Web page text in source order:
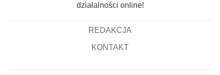
działalności online!
REDAKCJA
KONTAKT